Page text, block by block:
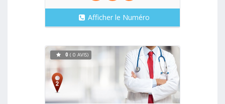
Afficher le Numéro
Voir
0 ( 0 AVIS)